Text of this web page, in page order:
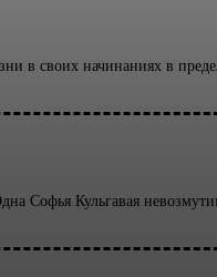
в своих начинаниях в
Софья Кульгавая